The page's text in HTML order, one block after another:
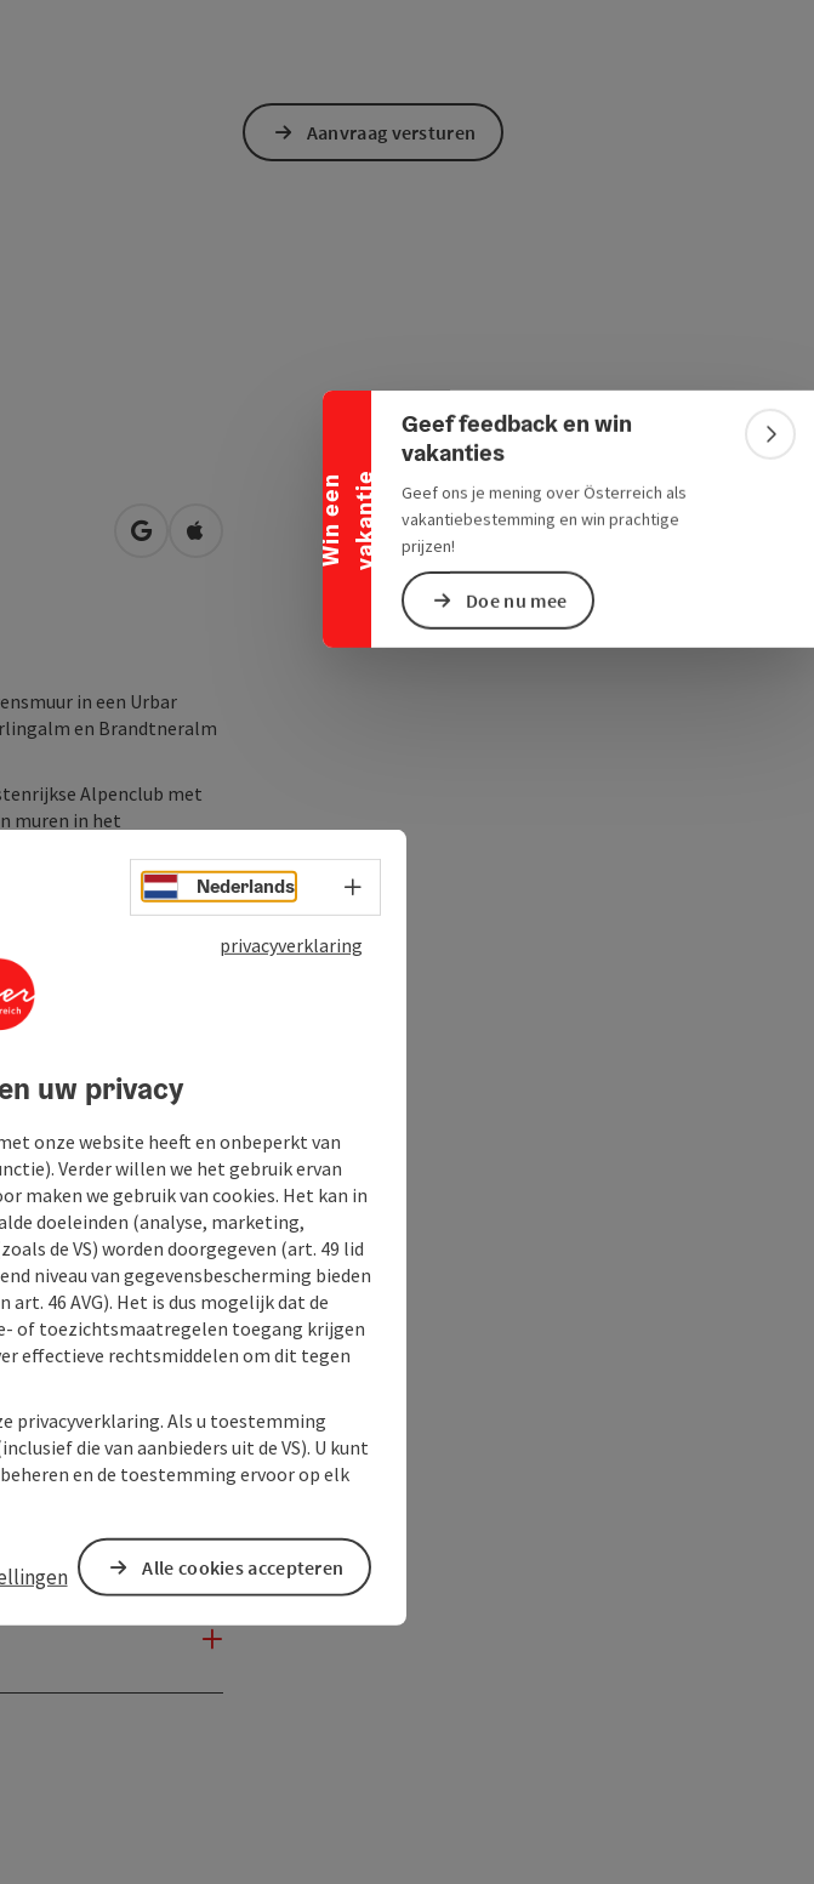
W
i
n
e
e
n
v
a
k
a
n
t
ie
Banner inklappen
Geef feedback en win
vakanties
Geef ons je mening over Österreich als
vakantiebestemming en win prachtige
prijzen!
Doe nu mee
Openen in Google Maps
Openen in Apple Maps
in een Urbar
en Brandtneralm
Alpenclub met
muren in het
Aanvraag versturen
Nederlands Taalkeuze - menu openen
privacyverklaring
uw privacy
onze website heeft en onbeperkt van
Verder willen we het gebruik ervan
maken we gebruik van cookies. Het kan in
doeleinden (analyse, marketing,
de VS) worden doorgegeven (art. 49 lid
niveau van gegevensbescherming bieden
art. 46 AVG). Het is dus mogelijk dat de
of toezichtsmaatregelen toegang krijgen
effectieve rechtsmiddelen om dit tegen
privacyverklaring. Als u toestemming
die van aanbieders uit de VS). U kunt
en de toestemming ervoor op elk
Alle cookies accepteren